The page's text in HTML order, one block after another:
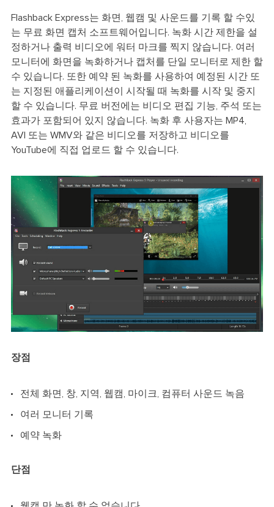
Flashback Express는 화면, 웹캠 및 사운드를 기록 할 수있
는 무료 화면 캡처 소프트웨어입니다. 녹화 시간 제한을 설
정하거나 출력 비디오에 워터 마크를 찍지 않습니다. 여러
모니터에 화면을 녹화하거나 캡처를 단일 모니터로 제한 할
수 있습니다. 또한 예약 된 녹화를 사용하여 예정된 시간 또
는 지정된 애플리케이션이 시작될 때 녹화를 시작 및 중지
할 수 있습니다. 무료 버전에는 비디오 편집 기능, 주석 또는
효과가 포함되어 있지 않습니다. 녹화 후 사용자는 MP4,
AVI 또는 WMV와 같은 비디오를 저장하고 비디오를
YouTube에 직접 업로드 할 수 있습니다.
장점
전체 화면, 창, 지역, 웹캠, 마이크, 컴퓨터 사운드 녹음
여러 모니터 기록
예약 녹화
단점